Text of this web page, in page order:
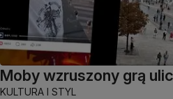
Moby wzruszony grą
KULTURA I STYL